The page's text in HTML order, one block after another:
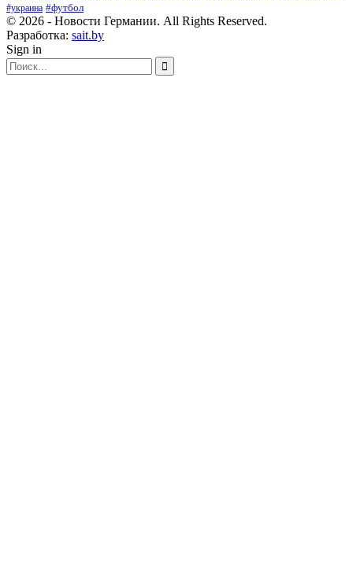
#украина #футбол
© 2026 - Новости Германии. All Rights Reserved.
Разработка: sait.by
Sign in